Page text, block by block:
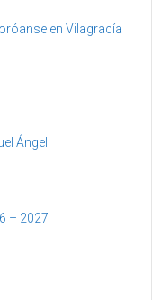
en Vilagracía
Ángel
– 2027